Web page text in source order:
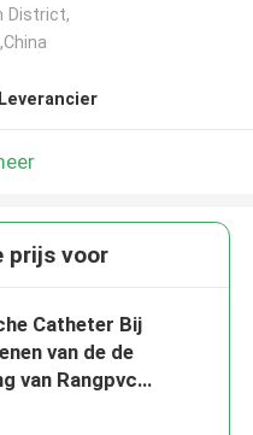
District,
prijs voor
Catheter Bij
van de de
van Rangpvc